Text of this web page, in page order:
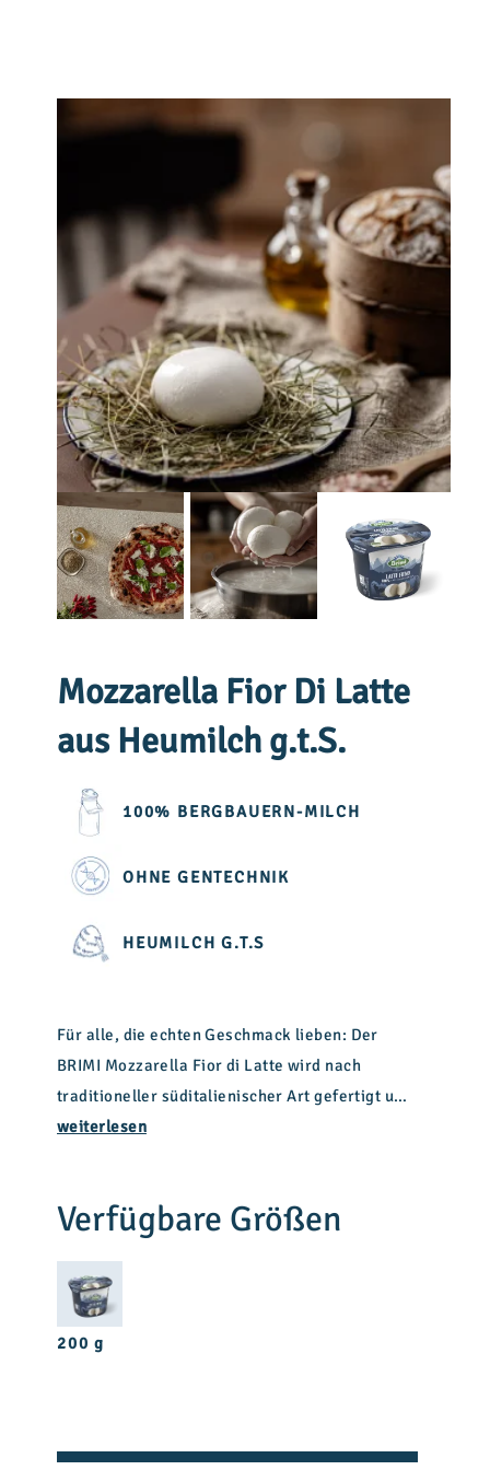
Mozzarella Fior Di Latte
aus Heumilch g.t.S.
100% BERGBAUERN-MILCH
OHNE GENTECHNIK
HEUMILCH G.T.S
Für alle, die echten Geschmack lieben: Der
BRIMI Mozzarella Fior di Latte wird nach
traditioneller süditalienischer Art gefertigt und
überzeugt mit seiner cremigen, saftigen Textur
lokalen Bauernhöfen.
weiterlesen
Verfügbare Größen
200 g